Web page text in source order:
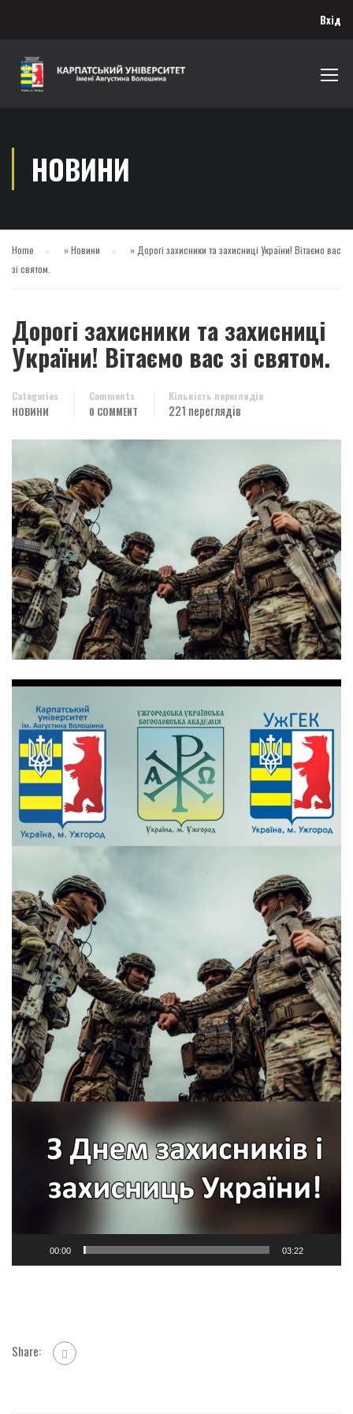
Вхід
НОВИНИ
Home »Новини » Дорогі захисники та захисниці України! Вітаємо вас
зі святом.
Дорогі захисники та захисниці
України! Вітаємо вас зі святом.
Categories
НОВИНИ
Comments
0 COMMENT
Кількість переглядів
221 переглядів
Відеопрогравач
00:00 03:22
Share: